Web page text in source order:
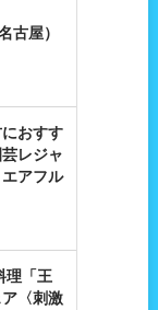
古屋）
おすす
レジャ
アフル
理「王
〈刺激